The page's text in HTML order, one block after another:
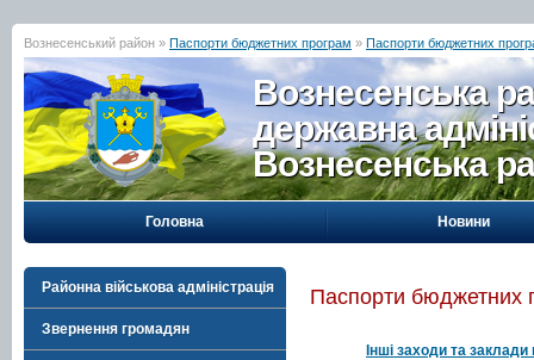
Вознесенський район » Паспорти бюджетних програм » Паспорти бюджетних
Вознесенська
державна
Вознесенська
Головна Новини
Районна військова адміністрація
Звернення громадян
Паспорти бюджетних
Інші заходи та заклади